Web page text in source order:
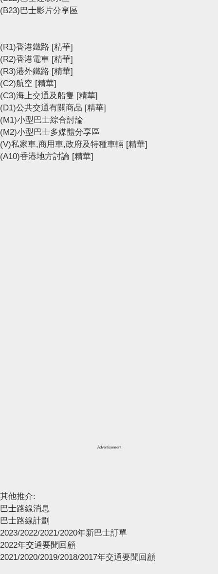
(B23)巴士影片分享區
(R1)香港鐵路 [精華]
(R2)香港電車 [精華]
(R3)港外鐵路 [精華]
(C2)航空 [精華]
(C3)海上交通及船隻 [精華]
(D1)公共交通有關商品 [精華]
(M1)小型巴士綜合討論
(M2)小型巴士多媒體分享區
(V)私家車,商用車,政府及特種車輛 [精華]
(A10)香港地方討論 [精華]
Advertisement
其他推介:
巴士路線消息
巴士路線計劃
2023/2022/2021/2020年新巴士訂單
2022年交通要聞回顧
2021/2020/2019/2018/2017年交通要聞回顧